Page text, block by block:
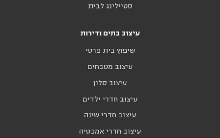
סטיילינג לבית
עיצוב בתים ודירות
שיפוץ בית פרטי
עיצוב מטבחים
עיצוב סלון
עיצוב חדרי ילדים
עיצוב חדרי שינה
עיצוב חדרי אמבטיה